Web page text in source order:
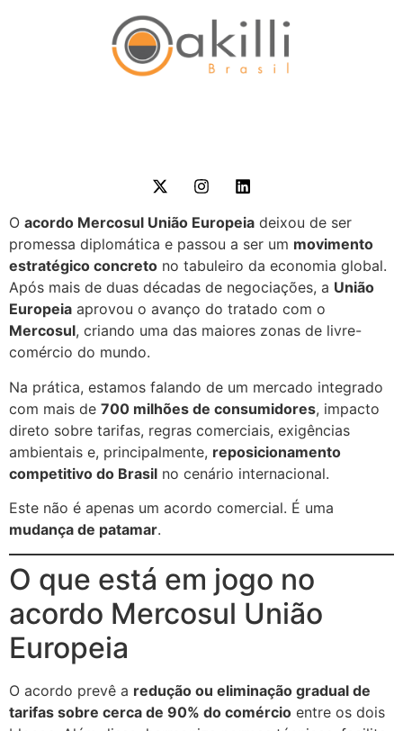
O acordo Mercosul União Europeia deixou de ser
promessa diplomática e passou a ser um movimento
estratégico concreto no tabuleiro da economia global.
Após mais de duas décadas de negociações, a União
Europeia aprovou o avanço do tratado com o
Mercosul, criando uma das maiores zonas de livre-
comércio do mundo.
Na prática, estamos falando de um mercado integrado
com mais de 700 milhões de consumidores, impacto
direto sobre tarifas, regras comerciais, exigências
ambientais e, principalmente, reposicionamento
competitivo do Brasil no cenário internacional.
Este não é apenas um acordo comercial. É uma
mudança de patamar.
O que está em jogo no
acordo Mercosul União
Europeia
O acordo prevê a redução ou eliminação gradual de
tarifas sobre cerca de 90% do comércio entre os dois